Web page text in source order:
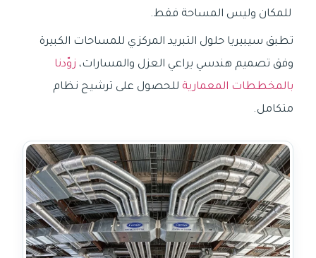
للمكان وليس المساحة فقط.
تطبق سيبيريا حلول التبريد المركزي للمساحات الكبيرة
وفق تصميم هندسي يراعي العزل والمسارات، زوّدنا
بالمخططات المعمارية للحصول على ترشيح نظام
متكامل.